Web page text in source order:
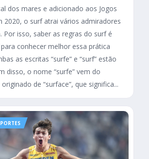
dos mares e adicionado aos Jogos
2020, o surf atrai vários admiradores
Por isso, saber as regras do surf é
conhecer melhor essa prática
as escritas “surfe” e “surf” estão
disso, o nome “surfe” vem do
originado de “surface”, que significa...